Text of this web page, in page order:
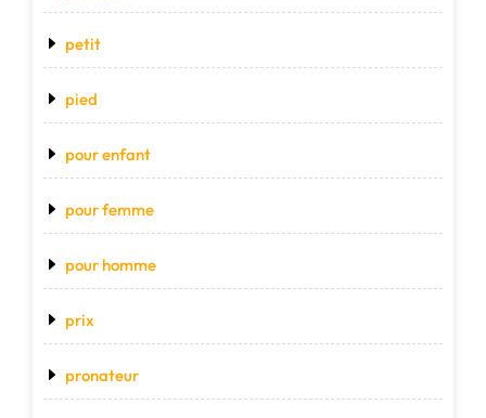
petit
pied
pour enfant
pour femme
pour homme
prix
pronateur